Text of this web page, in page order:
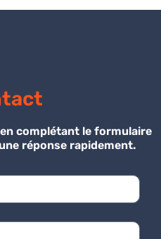
complétant le formulaire
réponse rapidement.